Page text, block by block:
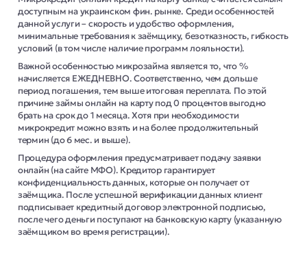
доступным на украинском фин. рынке. Среди особенностей
данной услуги – скорость и удобство оформления,
минимальные требования к заёмщику, безотказность, гибкость
условий (в том числе наличие программ лояльности).
Важной особенностью микрозайма является то, что %
начисляется ЕЖЕДНЕВНО. Соответственно, чем дольше
период погашения, тем выше итоговая переплата. По этой
причине займы онлайн на карту под 0 процентов выгодно
брать на срок до 1 месяца. Хотя при необходимости
микрокредит можно взять и на более продолжительный
термин (до 6 мес. и выше).
Процедура оформления предусматривает подачу заявки
онлайн (на сайте МФО). Кредитор гарантирует
конфиденциальность данных, которые он получает от
заёмщика. После успешной верификации данных клиент
подписывает кредитный договор электронной подписью,
после чего деньги поступают на банковскую карту (указанную
заёмщиком во время регистрации).